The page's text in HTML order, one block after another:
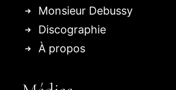
Monsieur Debussy
Discographie
À propos